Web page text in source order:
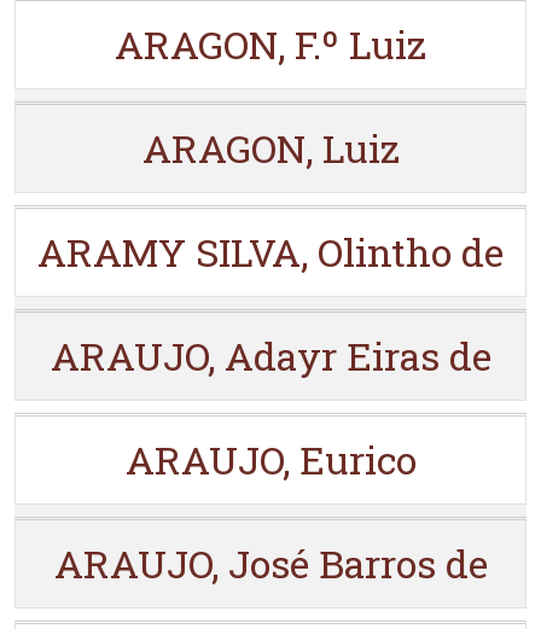
ARAGON, F.º Luiz
ARAGON, Luiz
ARAMY SILVA, Olintho de
ARAUJO, Adayr Eiras de
ARAUJO, Eurico
ARAUJO, José Barros de